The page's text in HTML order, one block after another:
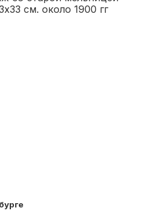
см. около 1900 гг